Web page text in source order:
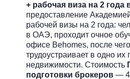
+ рабочая виза на 2 года
предоставление
рабочей визы на 2 года:
в ОАЭ, проходит очное
офисе Behomes, после
трудоустраивает в одно их
недвижимости. Стоимость
подготовки брокеров —